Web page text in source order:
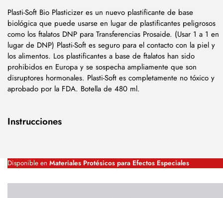
Plasti-Soft Bio Plasticizer es un nuevo plastificante de base
biológica que puede usarse en lugar de plastificantes peligrosos
como los ftalatos DNP para Transferencias Prosaide. (Usar 1 a 1 en
lugar de DNP) Plasti-Soft es seguro para el contacto con la piel y
los alimentos. Los plastificantes a base de ftalatos han sido
prohibidos en Europa y se sospecha ampliamente que son
disruptores hormonales. Plasti-Soft es completamente no tóxico y
aprobado por la FDA. Botella de 480 ml.
Instrucciones
Disponible en Materiales Protésicos para Efectos Especiales